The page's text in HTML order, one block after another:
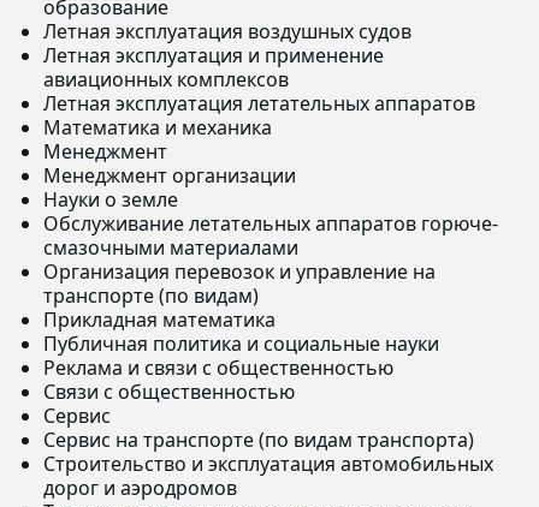
образование
Летная эксплуатация воздушных судов
Летная эксплуатация и применение
авиационных комплексов
Летная эксплуатация летательных аппаратов
Математика и механика
Менеджмент
Менеджмент организации
Науки о земле
Обслуживание летательных аппаратов горюче-
смазочными материалами
Организация перевозок и управление на
транспорте (по видам)
Прикладная математика
Публичная политика и социальные науки
Реклама и связи с общественностью
Связи с общественностью
Сервис
Сервис на транспорте (по видам транспорта)
Строительство и эксплуатация автомобильных
дорог и аэродромов